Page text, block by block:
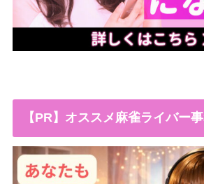
【PR】オススメ麻雀ライバー事